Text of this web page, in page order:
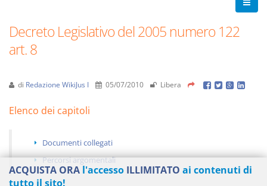
Decreto Legislativo del 2005 numero 122
art. 8
di Redazione WikiJus I 05/07/2010 Libera
Elenco dei capitoli
Documenti collegati
Percorsi argomentali
ACQUISTA ORA l'accesso ILLIMITATO ai contenuti di
tutto il sito!